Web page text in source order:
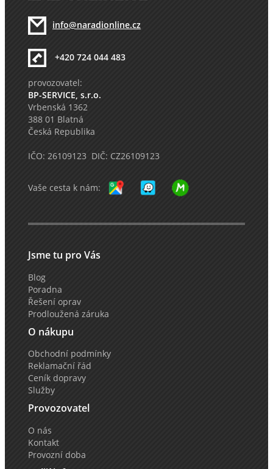
info@naradionline.cz
+420 724 044 483
provozovatel:
BP-SERVICE, s.r.o.
Vrbenská 1362
388 01 Blatná
Česká Republika
IČO: 26109123 DIČ: CZ26109123
Vaše cesta k nám:
Jsme tu pro Vás
Blog
Poradna
Řešení oprav
Prodloužená záruka
O nákupu
Obchodní podmínky
Reklamační řád
Ceník dopravy
Služby
Provozovatel
O nás
Kontakt
Provozní doba